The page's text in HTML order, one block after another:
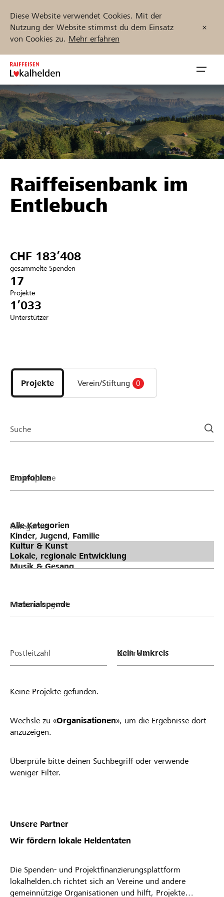
Diese Website verwendet Cookies. Mit der
Nutzung der Website stimmst du dem Einsatz
von Cookies zu. Mehr erfahren
Zum
Inhalt
springen
öffnen
Unterstützen
Hilfe & Support
Anmelden
Projekte und Organisationen finden
Jetzt starten
DE FR IT
Raiffeisenbank im
Entlebuch
CHF 183’408
gesammelte Spenden
17
Projekte
1’033
Unterstützer
Projekte
und
Organisationen
Projekte Verein/Stiftung 0
Suche
Projektphase
Kategorien
Finanzierungsart
Postleitzahl Umkreis
Keine Projekte gefunden.
Wechsle zu «Organisationen», um die Ergebnisse dort
anzuzeigen.
Überprüfe bitte deinen Suchbegriff oder verwende
weniger Filter.
Unsere Partner
Wir fördern lokale Heldentaten
Die Spenden- und Projektfinanzierungsplattform
lokalhelden.ch richtet sich an Vereine und andere
gemeinnützige Organisationen und hilft, Projekte